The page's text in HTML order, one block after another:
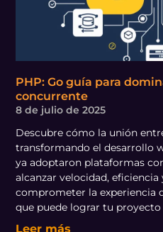
PHP: Go guía para
concurrente
8 de julio de 2025
Descubre cómo la unión
transformando el desarrollo
ya adoptaron plataformas
alcanzar velocidad, eficiencia
comprometer la experiencia
que puede lograr tu proyecto
Leer más